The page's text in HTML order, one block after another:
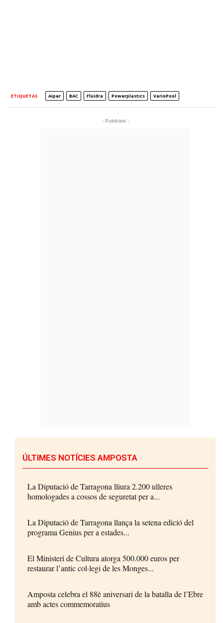
ETIQUETAS Aiper BAC Fluidra Powerplastics VarioPool
- Publicitat -
ÚLTIMES NOTÍCIES AMPOSTA
La Diputació de Tarragona lliura 2.200 ulleres
homologades a cossos de seguretat per a...
La Diputació de Tarragona llança la setena edició del
programa Genius per a estades...
El Ministeri de Cultura atorga 500.000 euros per
restaurar l’antic col·legi de les Monges...
Amposta celebra el 88è aniversari de la batalla de l’Ebre
amb actes commemoratius